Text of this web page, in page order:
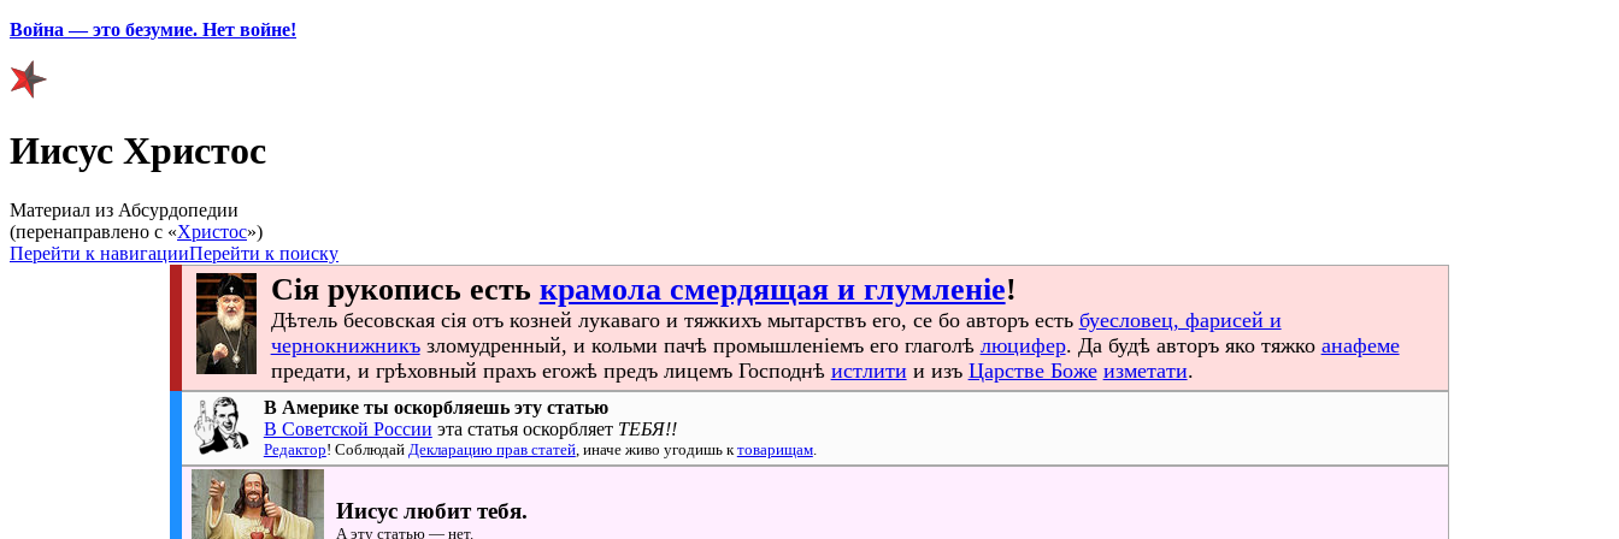
Война — это безумие. Нет войне!
Иисус Христос
Материал из Абсурдопедии
(перенаправлено с «Христос»)
Перейти к навигацииПерейти к поиску
Сія рукопись есть крамола смердящая и глумленіе!
Дѣтель бесовская сія отъ козней лукаваго и тяжкихъ мытарствъ его, се бо авторъ есть буесловец, фарисей и
чернокнижникъзломудренный, и кольми пачѣ промышленіемъ его глаголѣ люцифер. Да будѣ авторъ яко тяжко анафеме
предати, и грѣховный прахъ егожѣ предъ лицемъ Господнѣ истлити и изъ Царстве Боже изметати.
В Америке ты оскорбляешь эту статью
В Советской России эта статья оскорбляет ТЕБЯ!!
Редактор! Соблюдай Декларацию прав статей, иначе живо угодишь к товарищам.
Иисуслюбит тебя.
А эту статью — нет.